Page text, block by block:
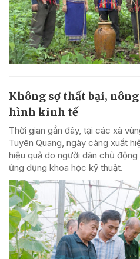
Không sợ thất bại,
hình kinh tế
Thời gian gần đây, tại các xã
Tuyên Quang, ngày càng xuất
hiệu quả do người dân chủ
ứng dụng khoa học kỹ thuật.